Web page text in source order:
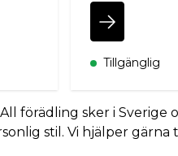
Tillgänglig
förädling sker i Sverige
stil. Vi hjälper gärna